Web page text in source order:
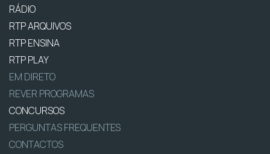
RÁDIO
RTP ARQUIVOS
RTP ENSINA
RTP PLAY
EM DIRETO
REVER PROGRAMAS
CONCURSOS
PERGUNTAS FREQUENTES
CONTACTOS